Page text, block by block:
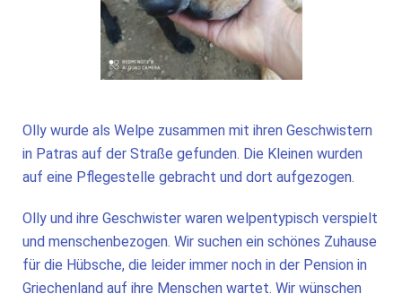
Olly wurde als Welpe zusammen mit ihren Geschwistern
in Patras auf der Straße gefunden. Die Kleinen wurden
auf eine Pflegestelle gebracht und dort aufgezogen.
Olly und ihre Geschwister waren welpentypisch verspielt
und menschenbezogen. Wir suchen ein schönes Zuhause
für die Hübsche, die leider immer noch in der Pension in
Griechenland auf ihre Menschen wartet. Wir wünschen